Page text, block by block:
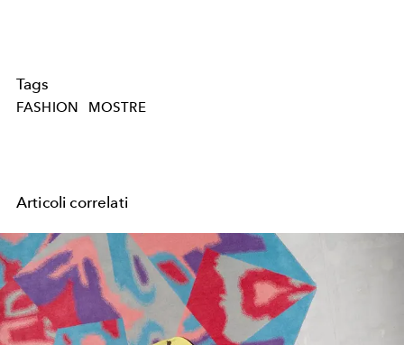
Tags
FASHION MOSTRE
Articoli correlati